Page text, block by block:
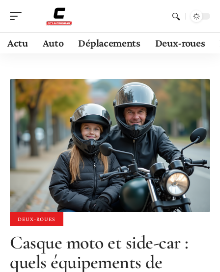
Actu Auto Déplacements Deux-roues
DEUX-ROUES
Casque moto et side-car :
quels équipements de